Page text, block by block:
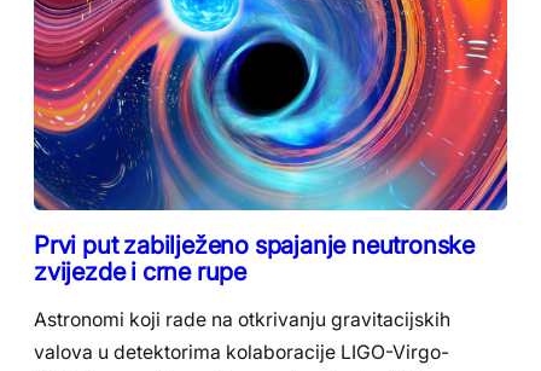
Prvi put zabilježeno spajanje neutronske
zvijezde i crne rupe
Astronomi koji rade na otkrivanju gravitacijskih
valova u detektorima kolaboracije LIGO-Virgo-